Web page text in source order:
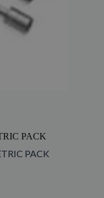
PACK
PACK